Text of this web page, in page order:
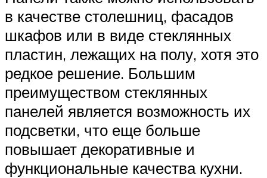
в качестве столешниц, фасадов
шкафов или в виде стеклянных
пластин, лежащих на полу, хотя это
редкое решение. Большим
преимуществом стеклянных
панелей является возможность их
подсветки, что еще больше
повышает декоративные и
функциональные качества кухни.